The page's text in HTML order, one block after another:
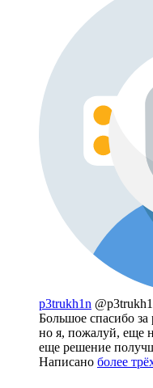
p3trukh1n
Большое спасибо за
но я, пожалуй, еще
еще решение
Написано более